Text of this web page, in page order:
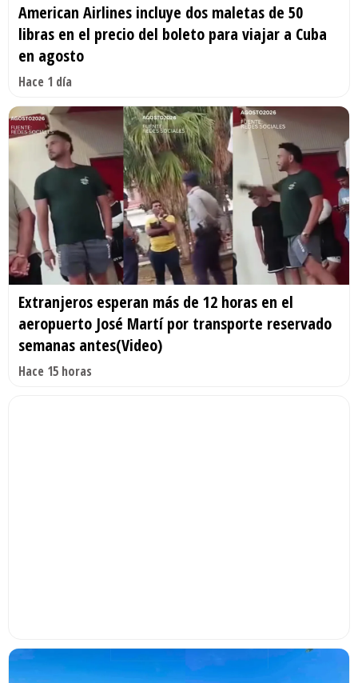
American Airlines incluye dos maletas de 50
libras en el precio del boleto para viajar a Cuba
en agosto
Hace 1 día
Extranjeros esperan más de 12 horas en el
aeropuerto José Martí por transporte reservado
semanas antes(Video)
Hace 15 horas